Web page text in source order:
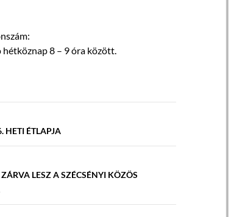
8 – 9 óra között.
HETI ÉTLAPJA
LESZ A SZÉCSÉNYI KÖZÖS